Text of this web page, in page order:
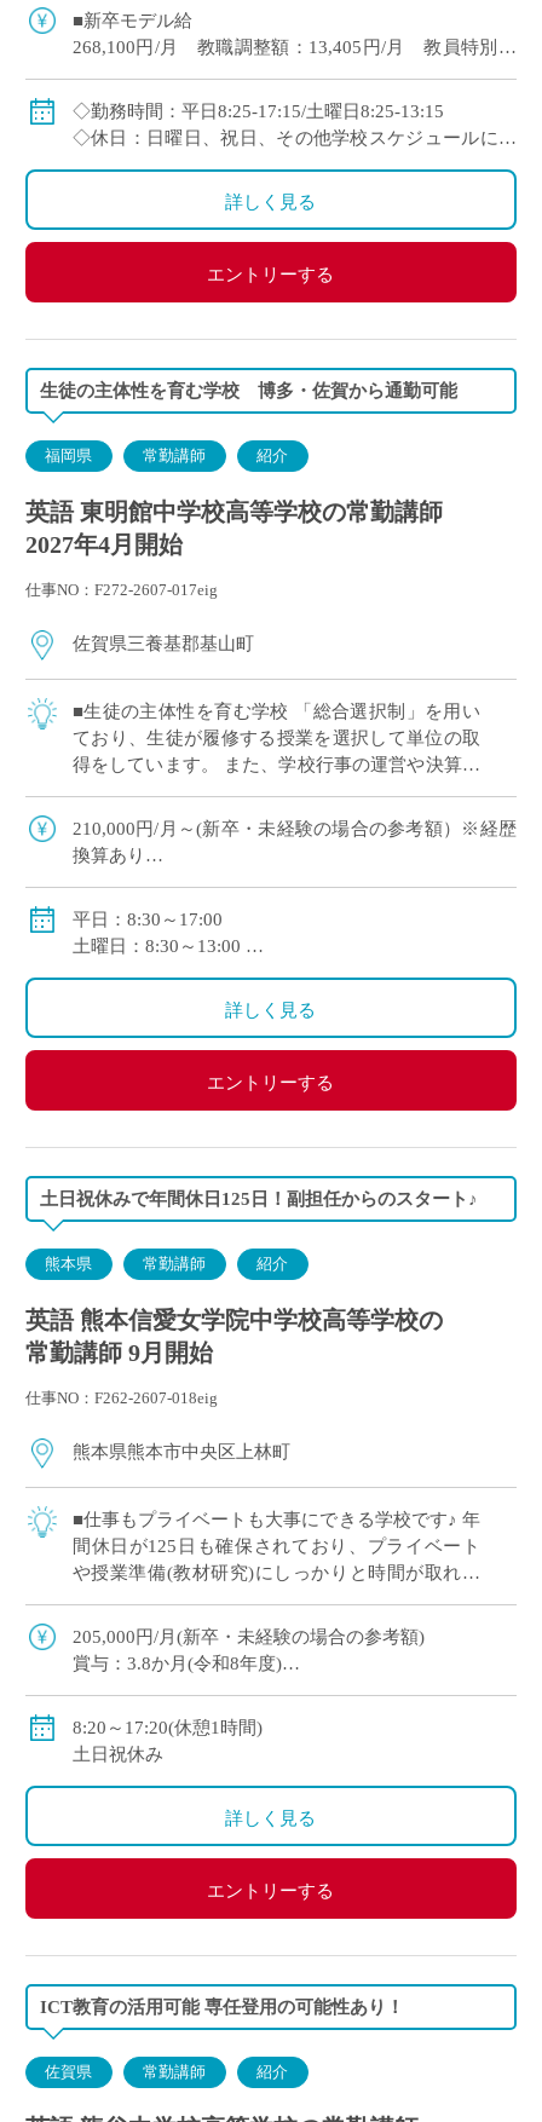
と好待遇 新卒で約280,0 […]
■新卒モデル給
268,100円/月 教職調整額：13,405円/月 教員特別手
当：3,800円/月
・35歳時モデル給
349,200円/月 教職調整額：17,460円/月 教員特別手
◇賞与：4か月分(令和7年度実績)
◇手当：通勤、扶養、住居
定年：63歳(65歳まで再雇用あり)
◇勤務時間：平日8:25-17:15/土曜日8:25-13:15
◇休日：日曜日、祝日、その他学校スケジュールによ
る
詳しく見る
エントリーする
生徒の主体性を育む学校 博多・佐賀から通勤可能
福岡県 常勤講師 紹介
英語 東明館中学校高等学校の常勤講師
2027年4月開始
仕事NO：F272-2607-017eig
佐賀県三養基郡基山町
■生徒の主体性を育む学校 「総合選択制」を用い
ており、生徒が履修する授業を選択して単位の取
得をしています。 また、学校行事の運営や決算な
ども生徒が主体となり行います。 主体的な生徒の
サポートをしていただき、生徒一人ひとり […]
210,000円/月～(新卒・未経験の場合の参考額）※経歴
換算あり
賞与：年2回
手当：
交通費全額支給
平日：8:30～17:00
土曜日：8:30～13:00
※基本的に土曜日の授業はありません。
土曜日はイベント・課外授業を除き原則、出勤の必
詳しく見る
エントリーする
土日祝休みで年間休日125日！副担任からのスタート♪
熊本県 常勤講師 紹介
英語 熊本信愛女学院中学校高等学校の
常勤講師 9月開始
仕事NO：F262-2607-018eig
熊本県熊本市中央区上林町
■仕事もプライベートも大事にできる学校です♪ 年
間休日が125日も確保されており、プライベート
や授業準備(教材研究)にしっかりと時間が取れる
環境です！ 残業時間の削減にも力を入れており、
仕事もプライベートも大切にしたい方 […]
205,000円/月(新卒・未経験の場合の参考額)
賞与：3.8か月(令和8年度)
手当：住宅手当、通勤手当、扶養手当、調整手当、特
勤手当
自動車通勤可
8:20～17:20(休憩1時間)
土日祝休み
詳しく見る
エントリーする
ICT教育の活用可能 専任登用の可能性あり！
佐賀県 常勤講師 紹介